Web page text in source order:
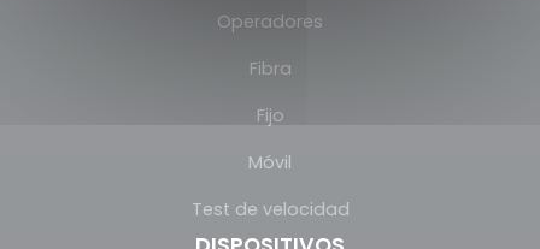
Operadores
Fibra
Fijo
Móvil
Test de velocidad